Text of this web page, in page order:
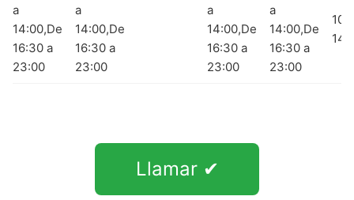
a
14:00,De
16:30 a
23:00
a
14:00,De
16:30 a
23:00
a
14:00,De
16:30 a
23:00
a
14:00,De
16:30 a
23:00
Llamar ✔